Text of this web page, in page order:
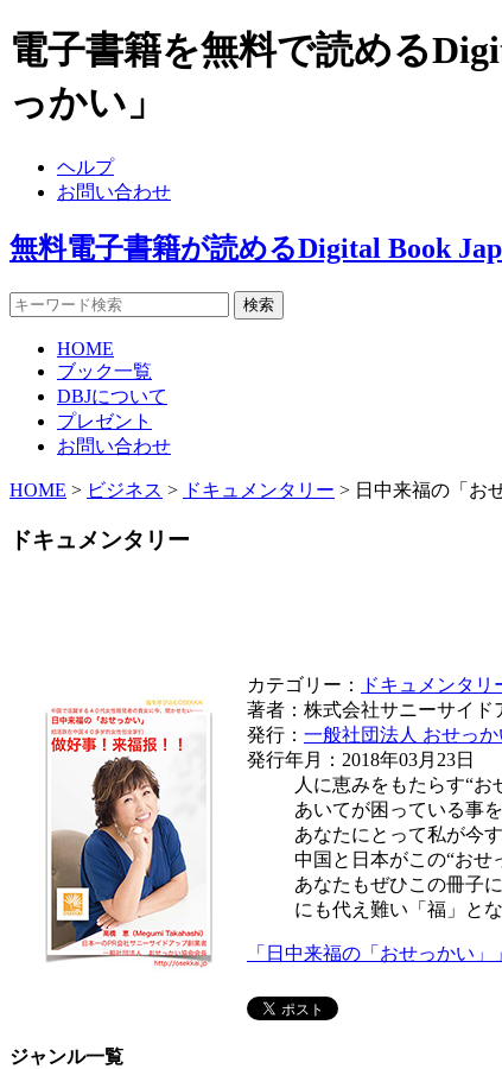
電子書籍を無料で読める
っかい」
ヘルプ
お問い合わせ
無料電子書籍が読めるDigital Book
HOME
ブック一覧
DBJについて
プレゼント
お問い合わせ
HOME > ビジネス > ドキュメンタリー > 日中来福の「お
ドキュメンタリー
カテゴリー：
ドキュメンタリ
著者：株式会社サニーサイ
発行： 一般社団法人 おせっか
発行年月：2018年03月23日
人に恵みをもたらす“お
あいてが困っている事
あなたにとって私が今
中国と日本がこの“おせ
あなたもぜひこの冊子
にも代え難い「福」と
「日中来福の「おせっかい」
ジャンル一覧